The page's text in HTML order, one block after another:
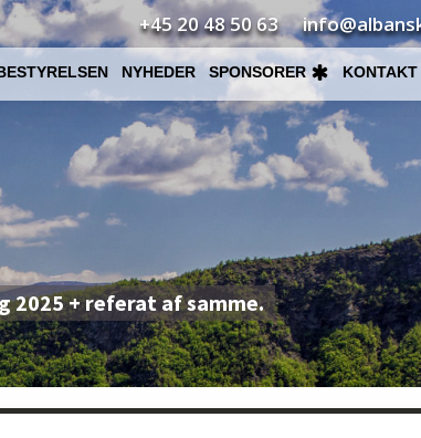
+45 20 48 50 63
NYHEDER SPONSORER KONTAKT
2025 + referat af samme.